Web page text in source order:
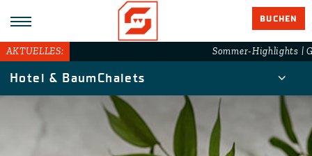
BUCHEN
Hotel & BaumChalets
AKTUELLES: Sommer-Highlights |